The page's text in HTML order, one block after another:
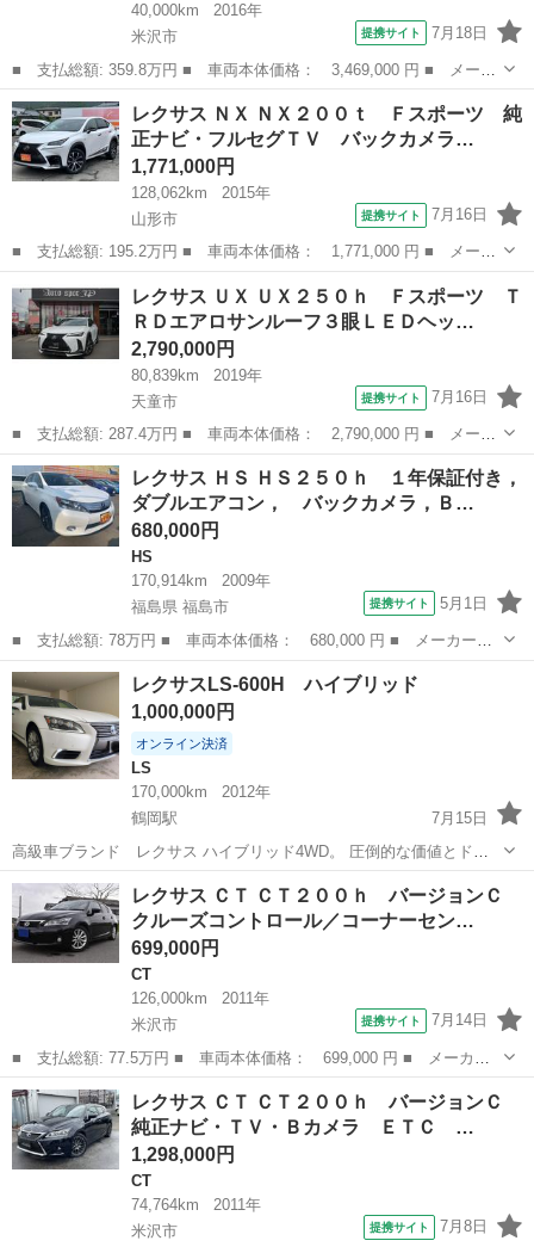
40,000km
2016年
米沢市
提携サイト 7月18日
■ 支払総額: 359.8万円 ■ 車両本体価格： 3,469,000 円 ■ メーカ
ー名： レクサス ■ 車種名： ＲＸ ■ グレード名： ＲＸ４５０
ｈ Ｆスポーツ 禁煙車／純正ＳＤナビ／全方位カメラ／ＥＴＣ／Ｂ
ＳＭ／ド...
山形 米沢市 RX
レクサス ＮＸ ＮＸ２００ｔ Ｆスポーツ 純
正ナビ・フルセグＴＶ バックカメラ…
1,771,000円
128,062km
2015年
山形市
提携サイト 7月16日
■ 支払総額: 195.2万円 ■ 車両本体価格： 1,771,000 円 ■ メーカ
ー名： レクサス ■ 車種名： ＮＸ ■ グレード名： ＮＸ２００
ｔ Ｆスポーツ 純正ナビ・フルセグＴＶ バックカメラ 全方位カ
メラ ス...
山形 山形市 レクサス
レクサス ＵＸ ＵＸ２５０ｈ Ｆスポーツ Ｔ
ＲＤエアロサンルーフ３眼ＬＥＤヘッ…
2,790,000円
80,839km
2019年
天童市
提携サイト 7月16日
■ 支払総額: 287.4万円 ■ 車両本体価格： 2,790,000 円 ■ メーカ
ー名： レクサス ■ 車種名： ＵＸ ■ グレード名： ＵＸ２５０
ｈ Ｆスポーツ ＴＲＤエアロサンルーフ３眼ＬＥＤヘッドライトヘ
ッドアッ...
山形 天童市 レクサス
レクサス ＨＳ ＨＳ２５０ｈ １年保証付き，
ダブルエアコン， バックカメラ，Ｂ…
680,000円
HS
170,914km
2009年
福島県 福島市
提携サイト 5月1日
■ 支払総額: 78万円 ■ 車両本体価格： 680,000 円 ■ メーカー
名： レクサス ■ 車種名： ＨＳ ■ グレード名： ＨＳ２５０
ｈ １年保証付き，ダブルエアコン， バックカメラ，Ｂｌｕｅｔｏ
ｏｔｈ接続可，パワ...
福島 福島市 HS
レクサスLS-600H ハイブリッド
1,000,000円
オンライン決済
LS
170,000km
2012年
鶴岡駅
7月15日
高級車ブランド レクサス ハイブリッド4WD。 圧倒的な価値とドラ
イブ感を満喫できる車両。 4WDハイブリッド車なので、ガソリン維持
費もそれほどでもありません。 出品時から20万円値引きしてありま
す。 新車時１1００万円以上...
山形 鶴岡市 鶴岡駅
レクサス ＣＴ ＣＴ２００ｈ バージョンＣ
クルーズコントロール／コーナーセン…
699,000円
CT
126,000km
2011年
米沢市
提携サイト 7月14日
■ 支払総額: 77.5万円 ■ 車両本体価格： 699,000 円 ■ メーカー
名： レクサス ■ 車種名： ＣＴ ■ グレード名： ＣＴ２００
ｈ バージョンＣ クルーズコントロール／コーナーセンサー／シー
トヒーター／Ｅ...
山形 米沢市 CT
レクサス ＣＴ ＣＴ２００ｈ バージョンＣ
純正ナビ・ＴＶ・Ｂカメラ ＥＴＣ …
1,298,000円
CT
74,764km
2011年
米沢市
提携サイト 7月8日